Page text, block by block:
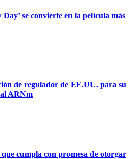
se convierte en la película más
de regulador de EE.UU. para su
ARNm
cumpla con promesa de otorgar